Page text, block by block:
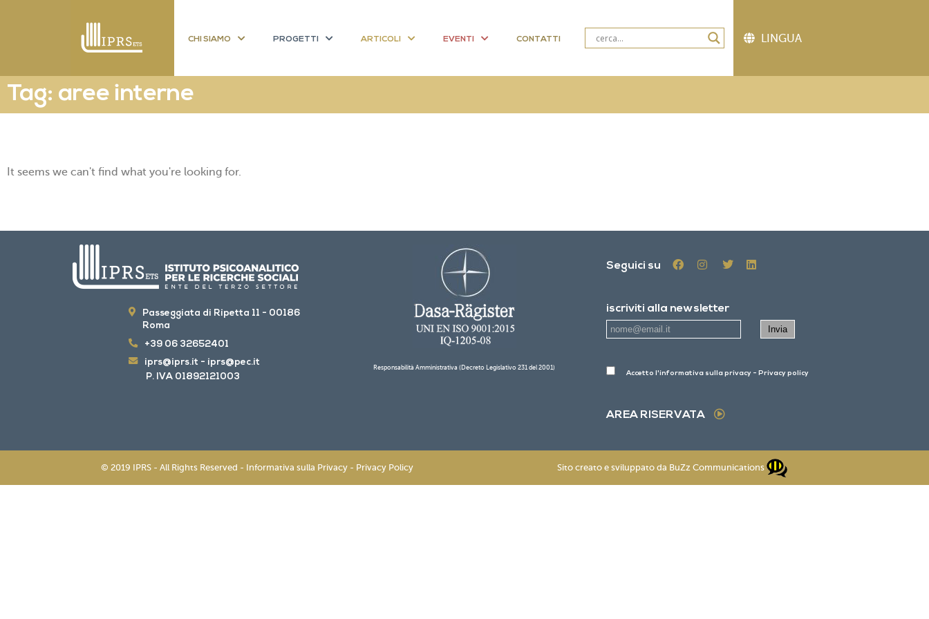
CHI SIAMO PROGETTI ARTICOLI EVENTI CONTATTI
Tag: aree interne
It seems we can't find what you're looking for.
Passeggiata di Ripetta 11 - 00186
Roma
+39 06 32652401
iprs@iprs.it - iprs@pec.it
P. IVA 01892121003
Responsabilità Amministrativa (Decreto Legislativo 231 del 2001)
Seguici su
iscriviti alla newsletter
Accetto l'informativa sulla privacy - Privacy policy
AREA RISERVATA
© 2019 IPRS - All Rights Reserved - Informativa sulla Privacy - Privacy Policy Sito creato e sviluppato da BuZz Communications